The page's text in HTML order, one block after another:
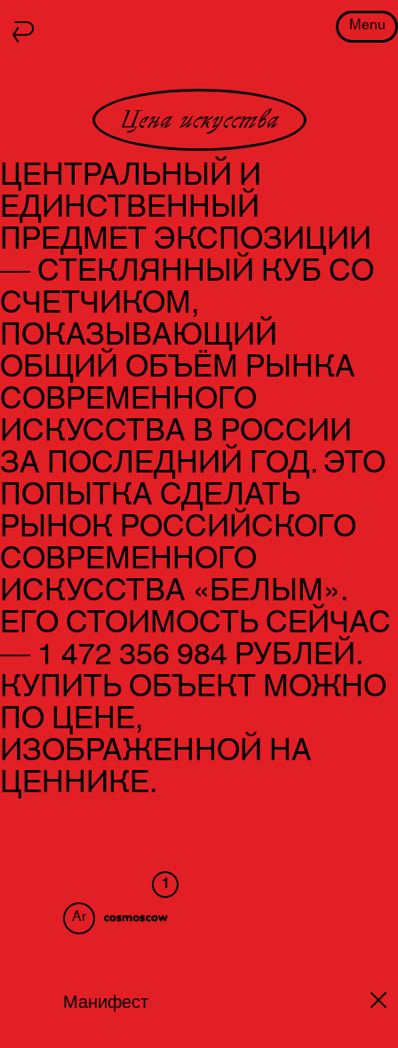
Menu
Цена искусства
ЦЕНТРАЛЬНЫЙ И
ЕДИНСТВЕННЫЙ
ПРЕДМЕТ ЭКСПОЗИЦИИ
— СТЕКЛЯННЫЙ КУБ СО
СЧЕТЧИКОМ,
ПОКАЗЫВАЮЩИЙ
ОБЩИЙ ОБЪЁМ РЫНКА
СОВРЕМЕННОГО
ИСКУССТВА В РОССИИ
ЗА ПОСЛЕДНИЙ ГОД. ЭТО
ПОПЫТКА СДЕЛАТЬ
РЫНОК РОССИЙСКОГО
СОВРЕМЕННОГО
ИСКУССТВА «БЕЛЫМ».
ЕГО СТОИМОСТЬ СЕЙЧАС
— 1 472 356 984 РУБЛЕЙ.
КУПИТЬ ОБЪЕКТ МОЖНО
ПО ЦЕНЕ,
ИЗОБРАЖЕННОЙ НА
ЦЕННИКЕ.
Ar
1
Манифест